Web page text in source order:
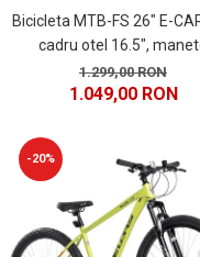
Bicicleta MTB-FS 26" E-
cadru otel 16.5",
secventiale, frane disc, 21
negru/albastru
1.299,00 RON
1.049,00 RON
-20%